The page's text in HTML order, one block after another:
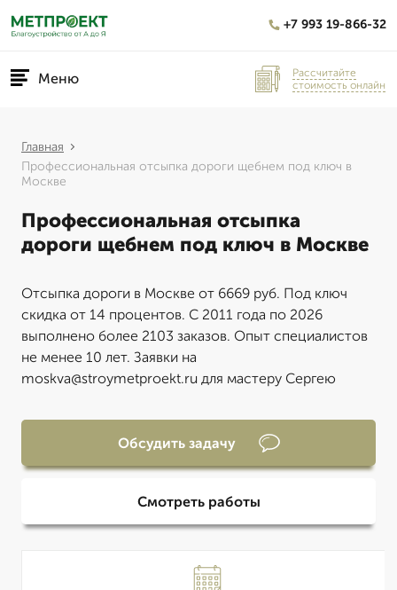
+7 993 19-866-32
Меню
Рассчитайте
стоимость онлайн
Главная
Профессиональная отсыпка дороги щебнем под ключ в
Москве
Профессиональная отсыпка
дороги щебнем под ключ в Москве
Отсыпка дороги в Москве от 6669 руб. Под ключ
скидка от 14 процентов. С 2011 года по 2026
выполнено более 2103 заказов. Опыт специалистов
не менее 10 лет. Заявки на
moskva@stroymetproekt.ru для мастеру Сергею
Обсудить задачу
Смотреть работы